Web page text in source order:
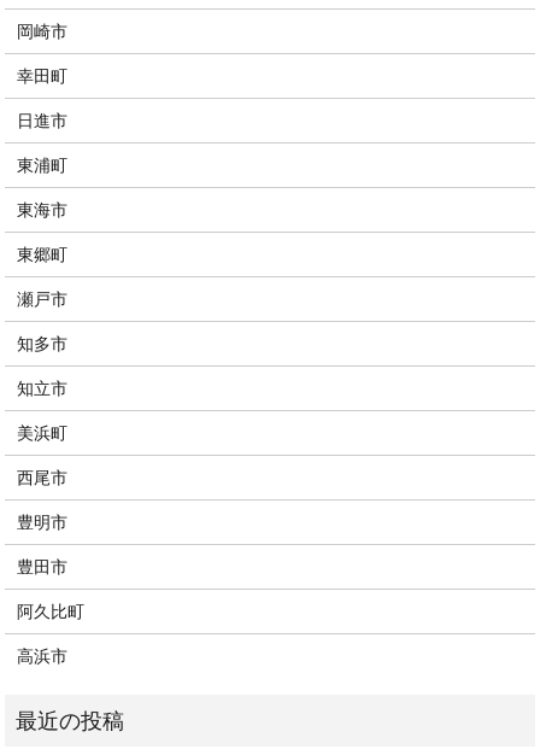
岡崎市
幸田町
日進市
東浦町
東海市
東郷町
瀬戸市
知多市
知立市
美浜町
西尾市
豊明市
豊田市
阿久比町
高浜市